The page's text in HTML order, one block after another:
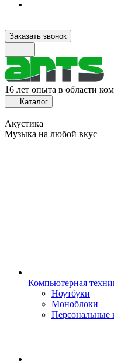
Заказать звонок
16 лет опыта в области
Каталог
Акустика
Музыка на любой вкус
Компьютерная
Ноутбуки
Моноблоки
Персональные